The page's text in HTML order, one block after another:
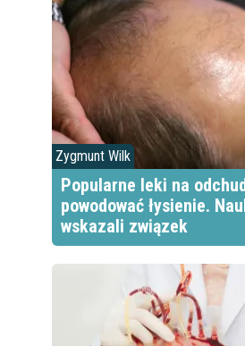
Zygmunt Wilk
Popularne leki na
powodować łysienie.
wskazali związek